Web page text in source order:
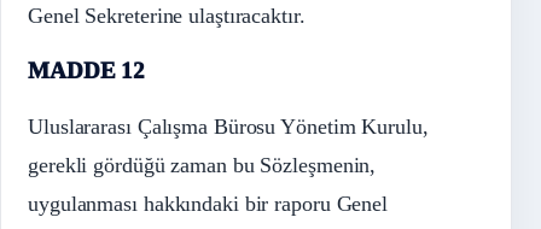
Genel Sekreterine ulaştıracaktır.
MADDE 12
Uluslararası Çalışma Bürosu Yönetim Kurulu,
gerekli gördüğü zaman bu Sözleşmenin,
uygulanması hakkındaki bir raporu Genel